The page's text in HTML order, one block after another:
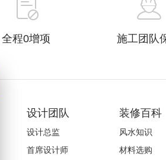
全程0增项 施工团队
设计团队
设计总监
首席设计师
装修百科
风水知识
材料选购